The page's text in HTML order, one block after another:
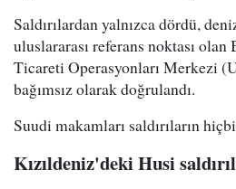
Saldırılardan yalnızca dördü,
uluslararası referans noktası
Ticareti Operasyonları Merkezi
bağımsız olarak doğrulandı.
Suudi makamları saldırıların
Kızıldeniz'deki Husi